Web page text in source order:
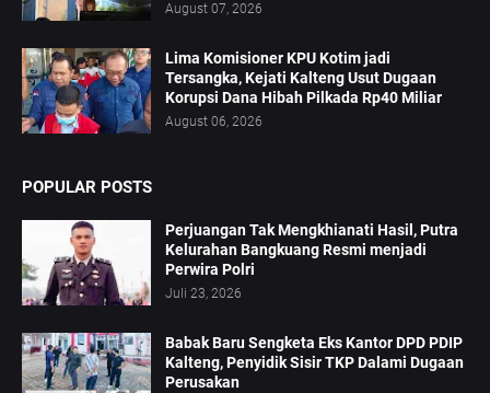
August 07, 2026
Lima Komisioner KPU Kotim jadi
Tersangka, Kejati Kalteng Usut Dugaan
Korupsi Dana Hibah Pilkada Rp40 Miliar
August 06, 2026
POPULAR POSTS
Perjuangan Tak Mengkhianati Hasil, Putra
Kelurahan Bangkuang Resmi menjadi
Perwira Polri
Juli 23, 2026
Babak Baru Sengketa Eks Kantor DPD PDIP
Kalteng, Penyidik Sisir TKP Dalami Dugaan
Perusakan